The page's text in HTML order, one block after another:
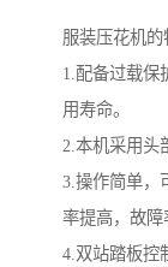
服装压花机的
1.配备过载保
用寿命。
2.本机采用头
3.操作简单，
率提高，故障
4.双站踏板控